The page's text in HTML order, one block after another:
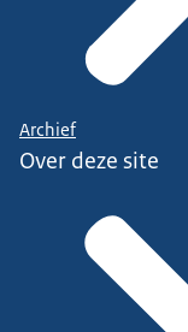
Archief
Over deze site